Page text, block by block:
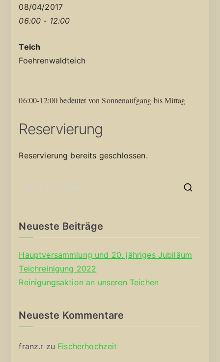
08/04/2017
06:00 - 12:00
Teich
Foehrenwaldteich
06:00-12:00 bedeutet von Sonnenaufgang bis Mittag
Reservierung
Reservierung bereits geschlossen.
Neueste Beiträge
Hauptversammlung und 20. jähriges Jubiläum
Teichreinigung 2022
Reinigungsaktion an unseren Teichen
Neueste Kommentare
franz.r zu Fischerhochzeit